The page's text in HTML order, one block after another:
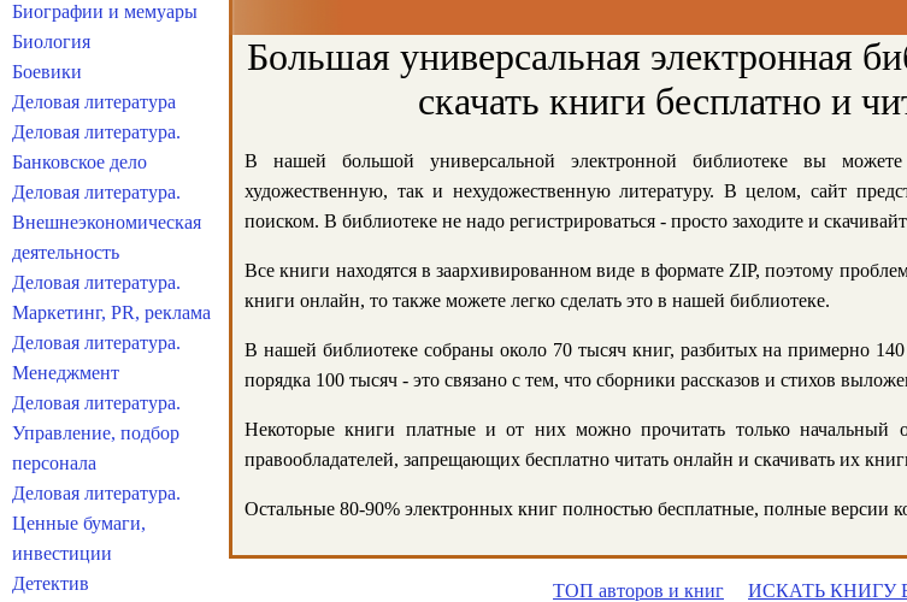
Большая универсальная электронная
скачать книги бесплатно и
В нашей большой универсальной электронной библиотеке вы
художественную, так и нехудожественную литературу. В целом, сайт
поиском. В библиотеке не надо регистрироваться - просто заходите и
Все книги находятся в заархивированном виде в формате ZIP, поэтому
книги онлайн, то также можете легко сделать это в нашей библиотеке.
В нашей библиотеке собраны около 70 тысяч книг, разбитых на примерно
порядка 100 тысяч - это связано с тем, что сборники рассказов и стихов
Некоторые книги платные и от них можно прочитать только начальный
правообладателей, запрещающих бесплатно читать онлайн и скачивать их
Остальные 80-90% электронных книг полностью бесплатные, полные версии
ТОП авторов и книг ИСКАТЬ КНИГУ
Биографии и мемуары
Биология
Боевики
Деловая литература
Деловая литература.
Банковское дело
Деловая литература.
Внешнеэкономическая
деятельность
Деловая литература.
Маркетинг, PR, реклама
Деловая литература.
Менеджмент
Деловая литература.
Управление, подбор
персонала
Деловая литература.
Ценные бумаги,
инвестиции
Детектив